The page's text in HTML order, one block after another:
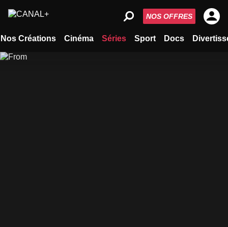
Nos Créations Cinéma Séries Sport Docs
NOS OFFRES